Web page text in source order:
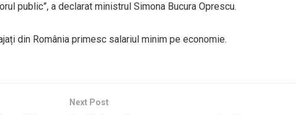
public”, a declarat ministrul Simona Bucura Oprescu.
din România primesc salariul minim pe economie.
Next Post